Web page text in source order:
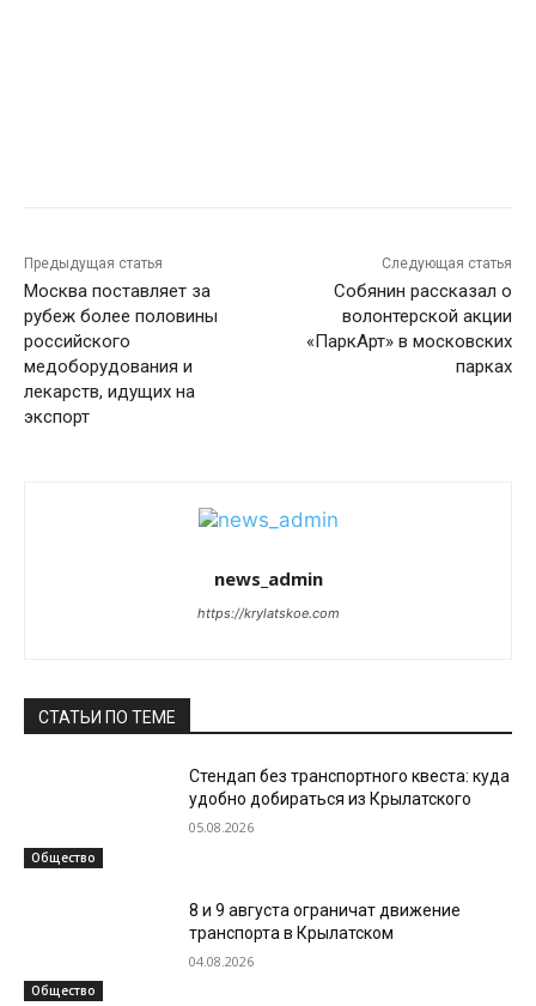
Предыдущая статья
Москва поставляет за
рубеж более половины
российского
медоборудования и
лекарств, идущих на
экспорт
Следующая статья
Собянин рассказал о
волонтерской акции
«ПаркАрт» в московских
парках
news_admin
https://krylatskoe.com
СТАТЬИ ПО ТЕМЕ
Общество
Стендап без транспортного квеста: куда
удобно добираться из Крылатского
05.08.2026
Общество
8 и 9 августа ограничат движение
транспорта в Крылатском
04.08.2026